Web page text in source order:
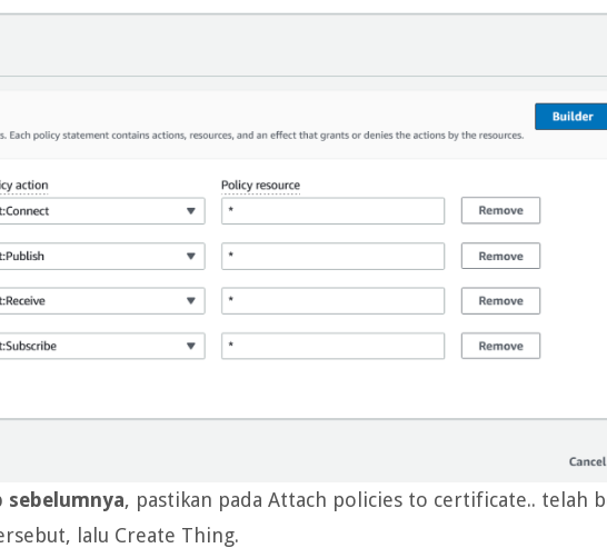
sebelumnya, pastikan pada Attach policies to certificate.. telah
lalu Create Thing.